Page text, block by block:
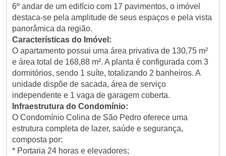
6º andar de um edifício com 17 pavimentos, o imóvel
destaca-se pela amplitude de seus espaços e pela vista
panorâmica da região.
Características do Imóvel:
O apartamento possui uma área privativa de 130,75 m²
e área total de 168,88 m². A planta é configurada com 3
dormitórios, sendo 1 suíte, totalizando 2 banheiros. A
unidade dispõe de sacada, área de serviço
independente e 1 vaga de garagem coberta.
Infraestrutura do Condomínio:
O Condomínio Colina de São Pedro oferece uma
estrutura completa de lazer, saúde e segurança,
composta por:
* Portaria 24 horas e elevadores;